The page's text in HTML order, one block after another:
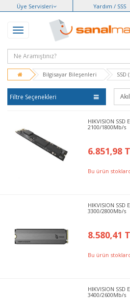
Üye Servisleri Yardım / SSS
Bilgisayar Bileşenleri SSD
Filtre Seçenekleri
HIKVISION SSD
2100/1800Mb/s
6.851,98
Bu ürün
HIKVISION SSD
3300/2800Mb/s
8.580,41
Bu ürün
HIKVISION SSD
3400/2600Mb/s